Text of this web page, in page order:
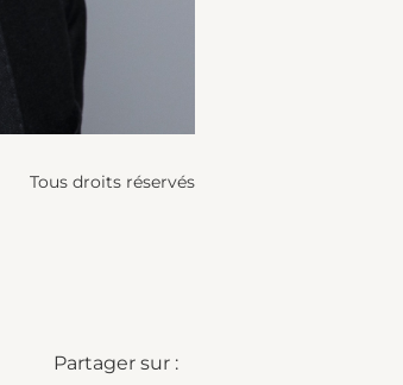
Tous droits réservés
Partager sur :